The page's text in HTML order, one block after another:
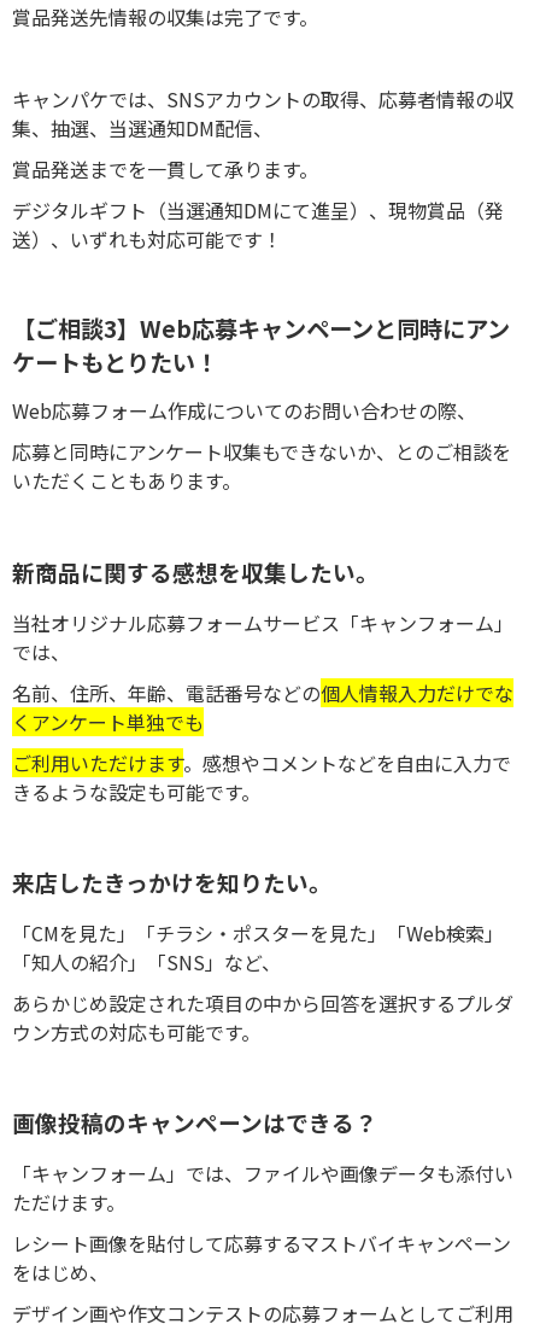
賞品発送先情報の収集は完了です。
キャンパケでは、SNSアカウントの取得、応募者情報の収
集、抽選、当選通知DM配信、
賞品発送までを一貫して承ります。
デジタルギフト（当選通知DMにて進呈）、現物賞品（発
送）、いずれも対応可能です！
【ご相談3】Web応募キャンペーンと同時にアン
ケートもとりたい！
Web応募フォーム作成についてのお問い合わせの際、
応募と同時にアンケート収集もできないか、とのご相談を
いただくこともあります。
新商品に関する感想を収集したい。
当社オリジナル応募フォームサービス「キャンフォーム」
では、
名前、住所、年齢、電話番号などの個人情報入力だけでな
くアンケート単独でも
ご利用いただけます。感想やコメントなどを自由に入力で
きるような設定も可能です。
来店したきっかけを知りたい。
「CMを見た」「チラシ・ポスターを見た」「Web検索」
「知人の紹介」「SNS」など、
あらかじめ設定された項目の中から回答を選択するプルダ
ウン方式の対応も可能です。
画像投稿のキャンペーンはできる？
「キャンフォーム」では、ファイルや画像データも添付い
ただけます。
レシート画像を貼付して応募するマストバイキャンペーン
をはじめ、
デザイン画や作文コンテストの応募フォームとしてご利用